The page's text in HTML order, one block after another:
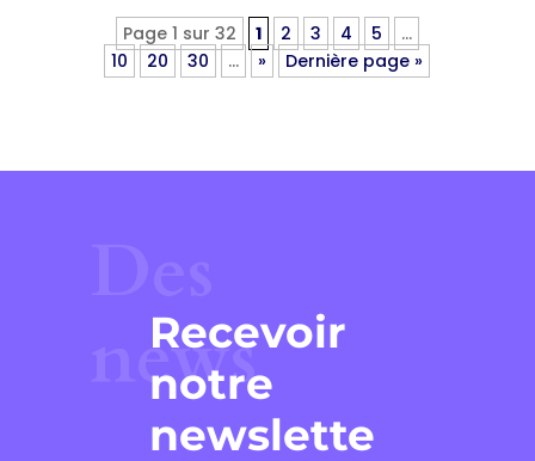
Page 1 sur 32 1 2 3 4 5
…
10
20 30 … » Dernière page »
news
Recevoir
notre
newslette